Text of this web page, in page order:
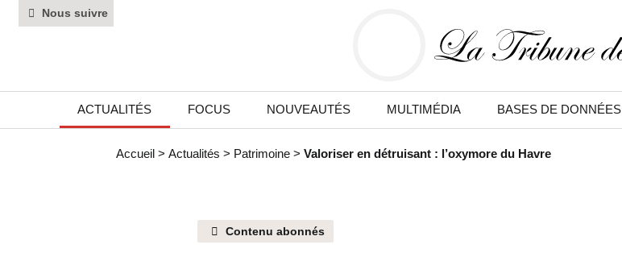
Nous suivre
ACTUALITÉS FOCUS NOUVEAUTÉS MULTIMÉDIA BASES DE DONNÉES
Accueil > Actualités > Patrimoine > Valoriser en détruisant : l’oxymore du Havre
Contenu abonnés